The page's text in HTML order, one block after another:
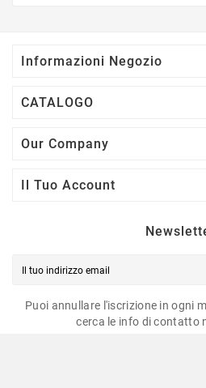
Informazioni Negozio
CATALOGO
Our Company
Il Tuo Account
Puoi annullare l'iscrizione in ogni
cerca le info di contatto